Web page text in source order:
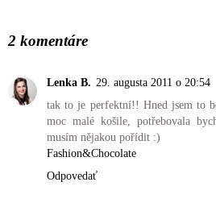
2 komentáre
Lenka B. 29. augusta 2011 o 20:54
tak to je perfektní!! Hned jsem to
moc malé košile, potřebovala
musím nějakou pořídit :)
Fashion&Chocolate
Odpovedať